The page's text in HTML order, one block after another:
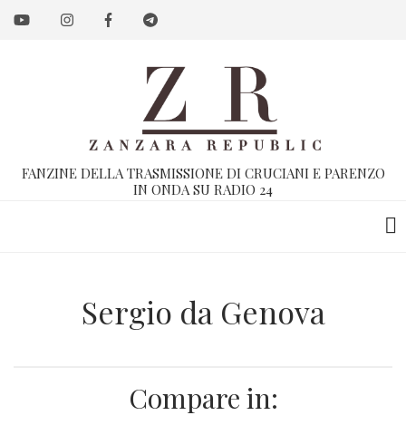
Salta
FANZINE DELLA TRASMISSIONE DI CRUCIANI E PARENZO
IN ONDA SU RADIO 24
Sergio da Genova
Compare in: